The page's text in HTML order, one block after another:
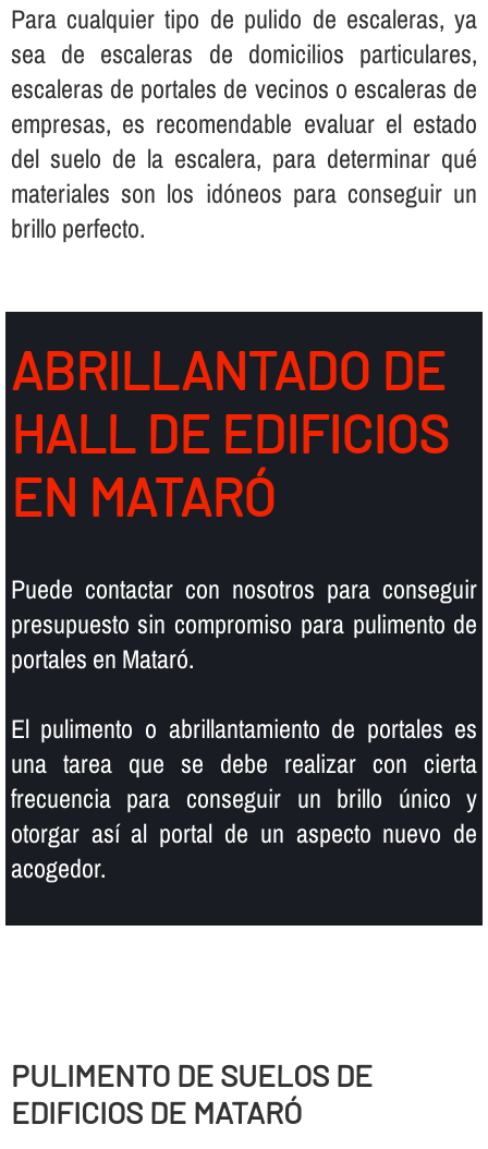
Para cualquier tipo de pulido de escaleras, ya
sea de escaleras de domicilios particulares,
escaleras de portales de vecinos o escaleras de
empresas, es recomendable evaluar el estado
del suelo de la escalera, para determinar qué
materiales son los idóneos para conseguir un
brillo perfecto.
ABRILLANTADO DE
HALL DE EDIFICIOS
EN MATARÓ
Puede contactar con nosotros para conseguir
presupuesto sin compromiso para pulimento de
portales en Mataró.
El pulimento o abrillantamiento de portales es
una tarea que se debe realizar con cierta
frecuencia para conseguir un brillo único y
otorgar así­ al portal de un aspecto nuevo de
acogedor.
PULIMENTO DE SUELOS DE
EDIFICIOS DE MATARÓ